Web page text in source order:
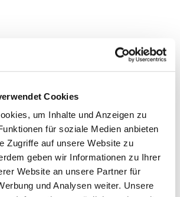
Cookies
um Inhalte und Anzeigen zu
für soziale Medien anbieten
Zugriffe auf unsere Website zu
geben wir Informationen zu Ihrer
Website an unsere Partner für
und Analysen weiter. Unsere
könnte Sie auch
interessieren